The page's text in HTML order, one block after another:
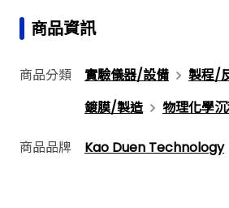
商品資訊
商品分類 實驗儀器/設備
製程/
鍍膜/製造
物理化學
商品品牌 Kao Duen Technology